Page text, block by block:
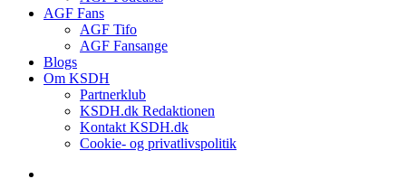
AGF Fans
AGF Tifo
AGF Fansange
Blogs
Om KSDH
Partnerklub
KSDH.dk Redaktionen
Kontakt KSDH.dk
Cookie- og privatlivspolitik